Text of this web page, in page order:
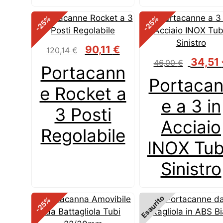
-25
%
Portacann
e Rocket a
3 Posti
Regolabile
120,14€
Il
originale
era:
120,14 €.
90,11 €Il
attuale
è:
90,11 €.
-25
%
e a 3 in
Acciaio
INOX
Sinistro
46,00€
Il
originale
era:
46,00 €.
34,51
-25
% Esaurito